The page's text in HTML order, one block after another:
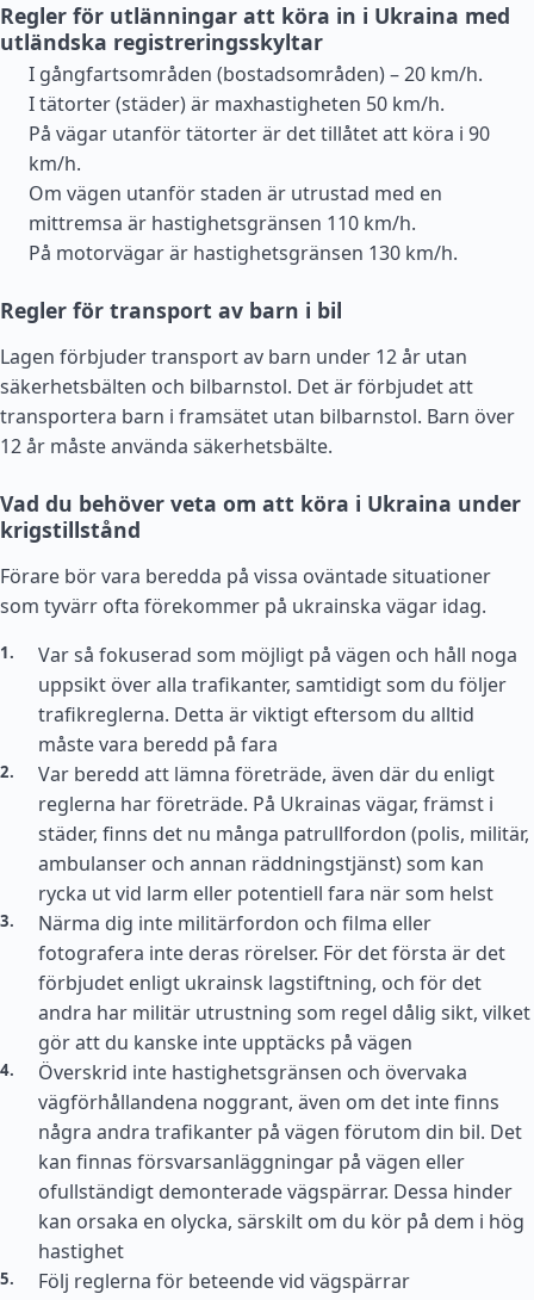
Regler för utlänningar att köra in i Ukraina med
utländska registreringsskyltar
I gångfartsområden (bostadsområden) – 20 km/h.
I tätorter (städer) är maxhastigheten 50 km/h.
På vägar utanför tätorter är det tillåtet att köra i 90
km/h.
Om vägen utanför staden är utrustad med en
mittremsa är hastighetsgränsen 110 km/h.
På motorvägar är hastighetsgränsen 130 km/h.
Regler för transport av barn i bil
Lagen förbjuder transport av barn under 12 år utan
säkerhetsbälten och bilbarnstol. Det är förbjudet att
transportera barn i framsätet utan bilbarnstol. Barn över
12 år måste använda säkerhetsbälte.
Vad du behöver veta om att köra i Ukraina under
krigstillstånd
Förare bör vara beredda på vissa oväntade situationer
som tyvärr ofta förekommer på ukrainska vägar idag.
Var så fokuserad som möjligt på vägen och håll noga
uppsikt över alla trafikanter, samtidigt som du följer
trafikreglerna. Detta är viktigt eftersom du alltid
måste vara beredd på fara
Var beredd att lämna företräde, även där du enligt
reglerna har företräde. På Ukrainas vägar, främst i
städer, finns det nu många patrullfordon (polis, militär,
ambulanser och annan räddningstjänst) som kan
rycka ut vid larm eller potentiell fara när som helst
Närma dig inte militärfordon och filma eller
fotografera inte deras rörelser. För det första är det
förbjudet enligt ukrainsk lagstiftning, och för det
andra har militär utrustning som regel dålig sikt, vilket
gör att du kanske inte upptäcks på vägen
Överskrid inte hastighetsgränsen och övervaka
vägförhållandena noggrant, även om det inte finns
några andra trafikanter på vägen förutom din bil. Det
kan finnas försvarsanläggningar på vägen eller
ofullständigt demonterade vägspärrar. Dessa hinder
kan orsaka en olycka, särskilt om du kör på dem i hög
hastighet
Följ reglerna för beteende vid vägspärrar